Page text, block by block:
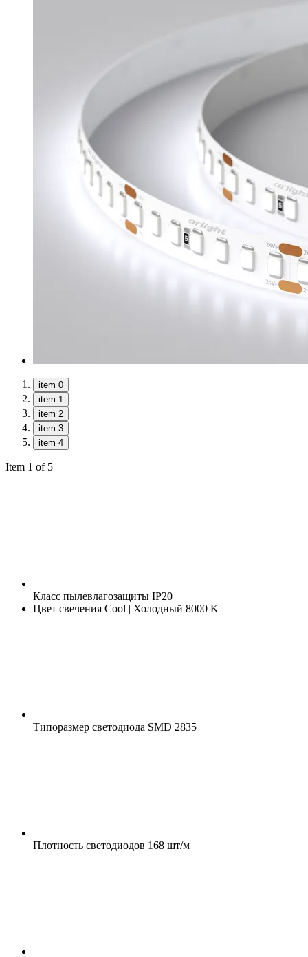
item 0
item 1
item 2
item 3
item 4
Item 1 of 5
Класс пылевлагозащиты IP20
Цвет свечения Cool | Холодный 8000 K
Типоразмер светодиода SMD 2835
Плотность светодиодов 168 шт/м